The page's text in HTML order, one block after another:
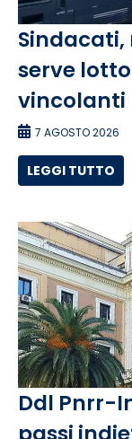
serve
vincolanti
7 AGOSTO 2026
LEGGI TUTTO
Ddl Pnrr-